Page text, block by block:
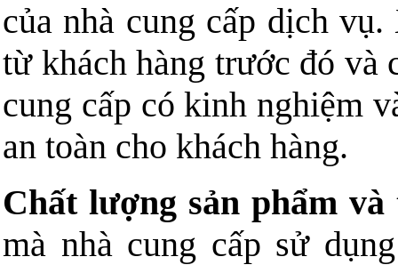
của nhà cung cấp dịch
từ khách hàng trước đó và
cung cấp có kinh nghiệm
an toàn cho khách hàng.
Chất lượng sản phẩm
mà nhà cung cấp sử